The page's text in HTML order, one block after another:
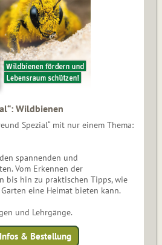
Wildbienen
Spezial“ mit nur einem Thema:
spannenden und
Vom Erkennen der
bis hin zu praktischen Tipps, wie
eine Heimat bieten kann.
und Lehrgänge.
& Bestellung